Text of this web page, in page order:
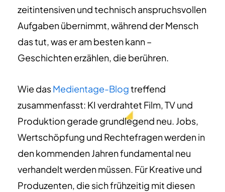
zeitintensiven und technisch anspruchsvollen
Aufgaben übernimmt, während der Mensch
das tut, was er am besten kann –
Geschichten erzählen, die berühren.
Wie dasMedientage-Blogtreffend
zusammenfasst: KI verdrahtet Film, TV und
Produktion gerade grundlegend neu. Jobs,
Wertschöpfung und Rechtefragen werden in
den kommenden Jahren fundamental neu
verhandelt werden müssen. Für Kreative und
Produzenten, die sich frühzeitig mit diesen